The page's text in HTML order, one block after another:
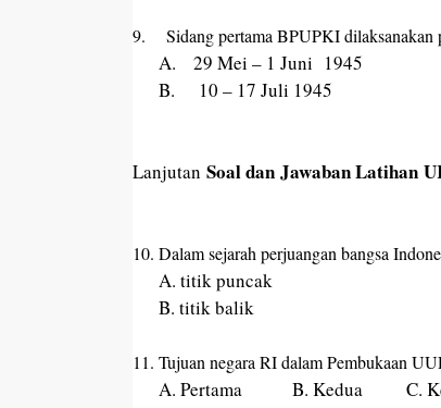
9. Sidang pertama BPUPKI dilaksanakan
A. 29 Mei – 1 Juni 1945
B.
10 – 17 Juli 1945
Lanjutan Soal dan Jawaban Latihan
10. Dalam sejarah perjuangan bangsa
A. titik puncak
B. titik balik
11. Tujuan negara RI dalam Pembukaan
A. Pertama B. Kedua C.